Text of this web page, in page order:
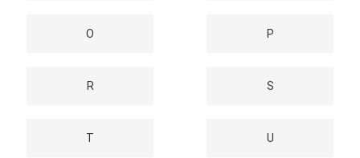
O P
R S
T U